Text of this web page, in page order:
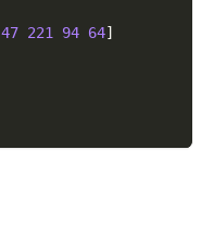
47 221 94 64]